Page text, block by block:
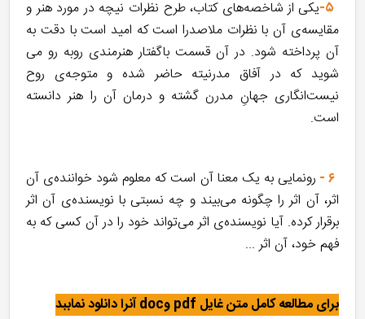
۵- یکی از شاخصه‌های کتاب، طرح نظرات نیچه در مورد هنر و
مقایسه‌ی آن با نظرات ملاصدرا است که امید است با دقت به
آن پرداخته شود. در آن قسمت باگفتار هنرمندی روبه رو می
شوید که در آفاق مدرنیته حاضر شده و متوجه‌ی روح
نیست‌انگاری جهانِ مدرن گشته و درمان آن را هنر دانسته
است.
رونمایی به یک معنا آن است که معلوم شود خواننده‌ی آن
اثر، آن اثر را چگونه می‌بیند و چه نسبتی با نویسنده‌ی آن اثر
برقرار کرده. آیا نویسنده‌ی اثر می‌تواند خود را در آن کسی که به
فهم خود، آن اثر ...
برای مطالعه کامل متن غایل pdf وdoc آنرا دانلود نماببد